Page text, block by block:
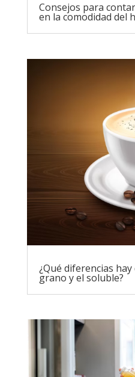
Consejos para
en la comodidad del
¿Qué diferencias
grano y el soluble?